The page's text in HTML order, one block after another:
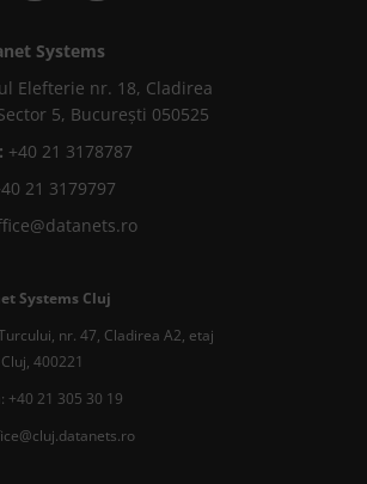
Systems
Elefterie nr. 18, Cladirea
5, București 050525
+40 21 3178787
21 3179797
Systems Cluj
nr. 47, Cladirea A2, etaj
400221
: +40 21 305 30 19